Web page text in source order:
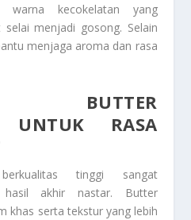
warna kecokelatan yang
menjadi gosong. Selain
menjaga aroma dan rasa
BUTTER
UNTUK RASA
tinggi sangat
hasil akhir nastar. Butter
khas serta tekstur yang lebih